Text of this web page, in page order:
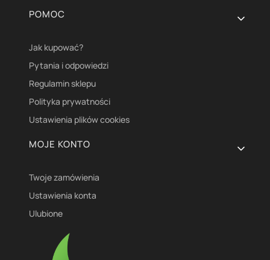
POMOC
Jak kupować?
Pytania i odpowiedzi
Regulamin sklepu
Polityka prywatności
Ustawienia plików cookies
MOJE KONTO
Twoje zamówienia
Ustawienia konta
Ulubione